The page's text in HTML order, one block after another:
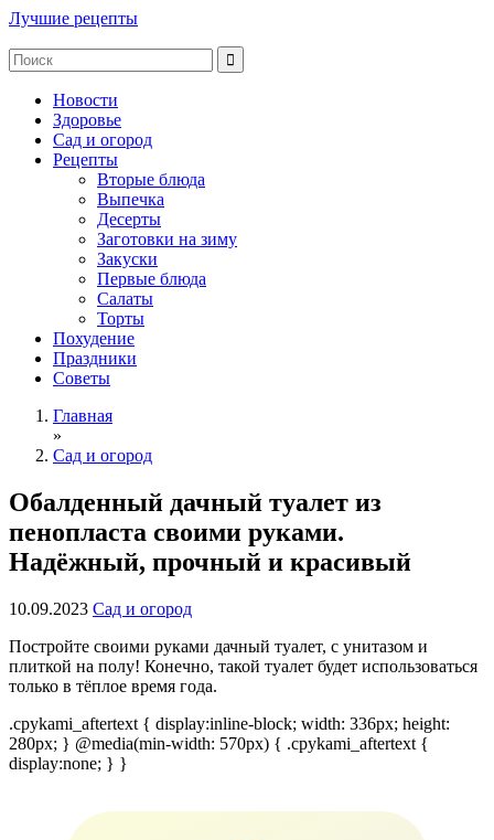
Лучшие рецепты
Новости
Здоровье
Сад и огород
Рецепты
Вторые блюда
Выпечка
Десерты
Заготовки на зиму
Закуски
Первые блюда
Салаты
Торты
Похудение
Праздники
Советы
Главная
»
Сад и огород
Обалденный дачный туалет из
пенопласта своими руками.
Надёжный, прочный и красивый
10.09.2023 Сад и огород
Постройте своими руками дачный туалет, с унитазом и
плиткой на полу! Конечно, такой туалет будет использоваться
только в тёплое время года.
.cpykami_aftertext { display:inline-block; width: 336px; height:
280px; } @media(min-width: 570px) { .cpykami_aftertext {
display:none; } }